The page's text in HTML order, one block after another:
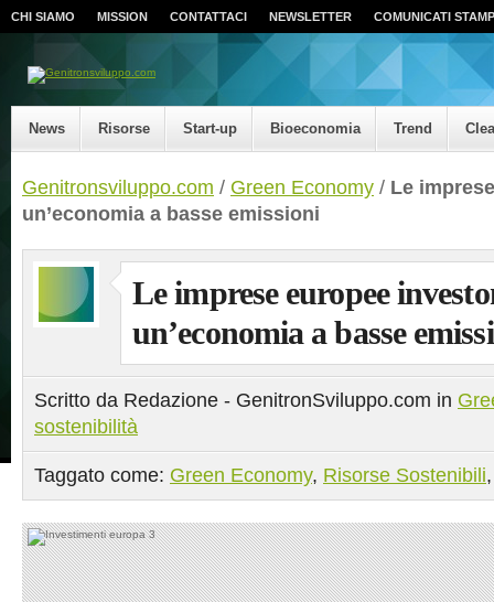
CHI SIAMO MISSION CONTATTACI NEWSLETTER COMUNICATI
News Risorse Start-up Bioeconomia Trend
Genitronsviluppo.com / Green Economy / Le
un’economia a basse emissioni
Le imprese europee
un’economia a basse
Scritto da Redazione - GenitronSviluppo.com in
sostenibilità
Taggato come: Green Economy, Risorse Sostenibili